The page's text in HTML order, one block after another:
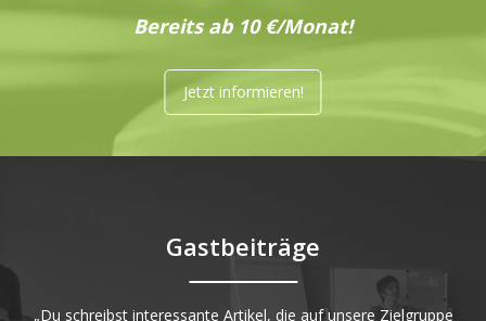
Bereits ab 10 €/Monat!
Jetzt informieren!
Gastbeiträge
„Du schreibst interessante Artikel, die auf unsere Zielgruppe